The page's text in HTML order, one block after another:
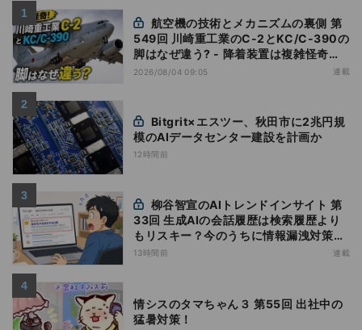
549回 川崎重工業のC-2とKC/C-390の
脚はなぜ違う? - 降着装置は複雑怪奇
(5)|軍用輸送機(10)
2026/08/04 09:05 連載
模のAIデータセンター建設を計画か
12時間前
33回 生成AIの会話履歴は検索履歴より
もリスキー？今のうちに情報漏洩対策を
万全にしておこう
13時間前 連載
情シスのタマちゃん３ 第55回 出社中の
猛暑対策！